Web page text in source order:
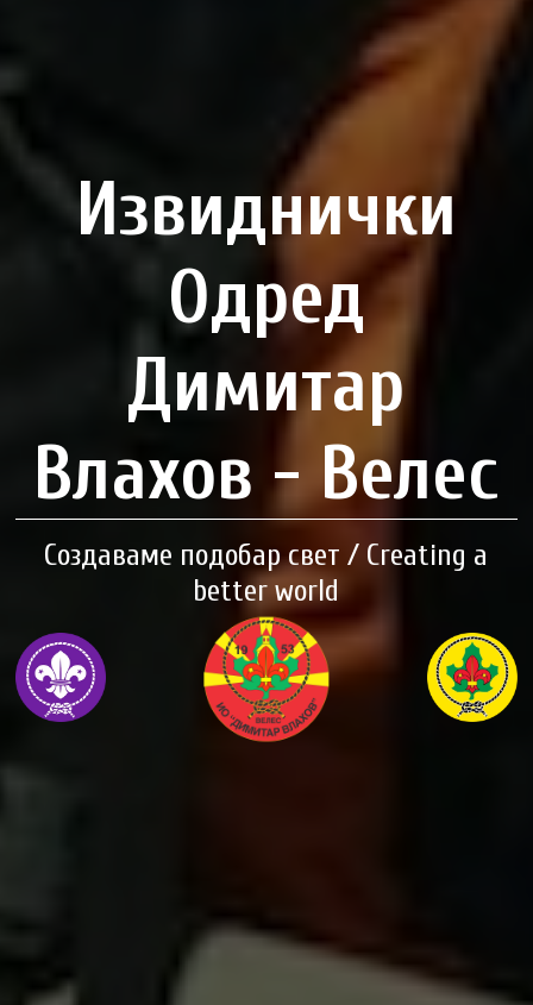
Извиднички
Одред
Димитар
Влахов - Велес
Создаваме подобар свет / Creating a
better world